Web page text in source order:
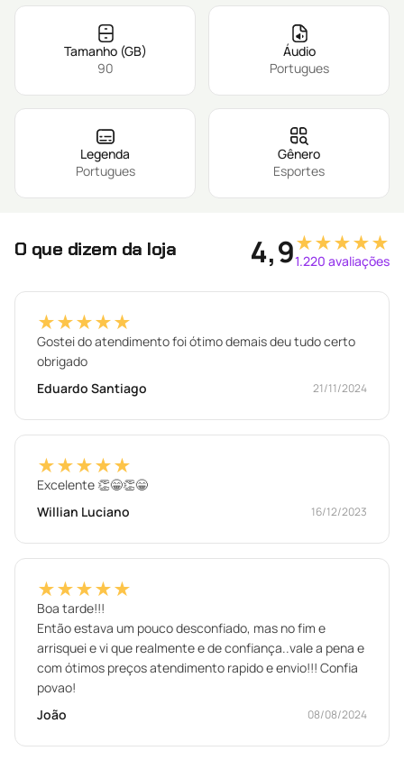
Tamanho (GB)
90
Áudio
Portugues
Legenda
Portugues
Gênero
Esportes
O que dizem da loja 4,9★★★★★
1.220 avaliações
★★★★★
Gostei do atendimento foi ótimo demais deu tudo certo
obrigado
Eduardo Santiago
21/11/2024
★★★★★
Excelente 👏😁👏😁
Willian Luciano
16/12/2023
★★★★★
Boa tarde!!!
Então estava um pouco desconfiado, mas no fim e
arrisquei e vi que realmente e de confiança..vale a pena e
com ótimos preços atendimento rapido e envio!!! Confia
povao!
João
08/08/2024